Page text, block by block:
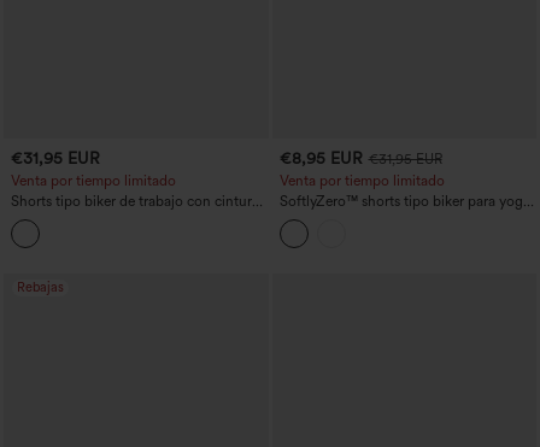
€31,95 EUR
Venta por tiempo limitado
Shorts tipo biker de trabajo con cintura
alta y bolsillos 8''
€8,95 EUR €31,95 EUR
Venta por tiempo limitado
SoftlyZero™ shorts tipo biker para yoga
de talle alto con cruce, con bolsillos y
antideslizantes, 3'' - UPF50+
Rebajas